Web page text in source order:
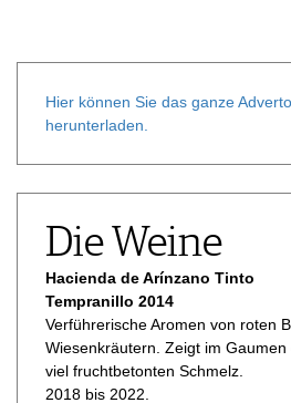
Hier können Sie das ganze
herunterladen.
Die Weine
Hacienda de Arínzano Tinto
Tempranillo 2014
Verführerische Aromen von roten
Wiesenkräutern. Zeigt im
viel fruchtbetonten Schmelz.
2018 bis 2022.